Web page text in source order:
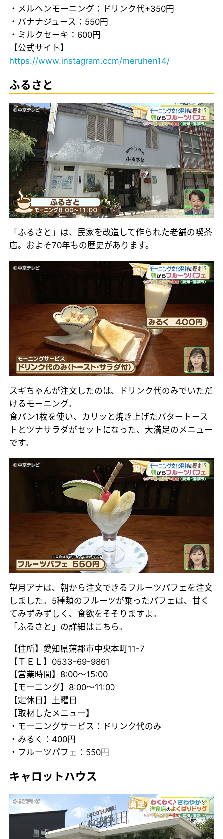
・メルヘンモーニング：ドリンク代+350円
・バナナジュース：550円
・ミルクセーキ：600円
【公式サイト】
https://www.instagram.com/meruhen14/
ふるさと
「ふるさと」は、民家を改造して作られた老舗の喫茶
店。およそ70年もの歴史があります。
スギちゃんが注文したのは、ドリンク代のみでいただ
けるモーニング。
食パン1枚を使い、カリッと焼き上げたバタートース
トとツナサラダがセットになった、大満足のメニュー
です。
望月アナは、朝から注文できるフルーツパフェを注文
しました。5種類のフルーツが乗ったパフェは、甘く
てみずみずしく、食欲をそそりますよ。
「ふるさと」の詳細はこちら。
【住所】愛知県蒲郡市中央本町11-7
【ＴＥＬ】0533-69-9861
【営業時間】8:00～15:00
【モーニング】8:00～11:00
【定休日】土曜日
【取材したメニュー】
・モーニングサービス：ドリンク代のみ
・みるく：400円
・フルーツパフェ：550円
キャロットハウス